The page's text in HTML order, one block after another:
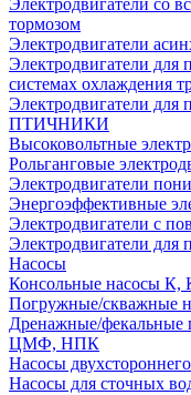
Электродвигатели со
тормозом
Электродвигатели
Электродвигатели для
системах охлаждения
Электродвигатели для
ПТИЧНИКИ
Высоковольтные
Рольганговые
Электродвигатели
Энергоэффективные
Электродвигатели с
Электродвигатели для
Насосы
Консольные насосы
Погружные/скважные
Дренажные/
ЦМФ, НПК
Насосы
Насосы для сточных